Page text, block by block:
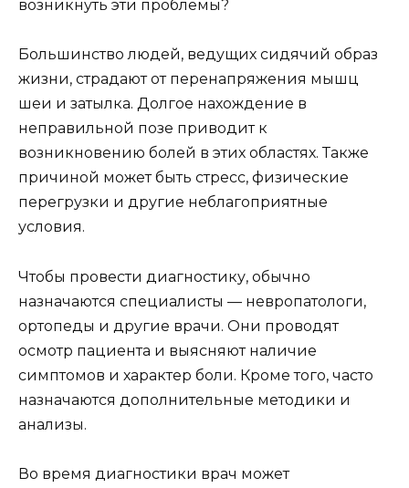
возникнуть эти проблемы?
Большинство людей, ведущих сидячий образ
жизни, страдают от перенапряжения мышц
шеи и затылка. Долгое нахождение в
неправильной позе приводит к
возникновению болей в этих областях. Также
причиной может быть стресс, физические
перегрузки и другие неблагоприятные
условия.
Чтобы провести диагностику, обычно
назначаются специалисты — невропатологи,
ортопеды и другие врачи. Они проводят
осмотр пациента и выясняют наличие
симптомов и характер боли. Кроме того, часто
назначаются дополнительные методики и
анализы.
Во время диагностики врач может